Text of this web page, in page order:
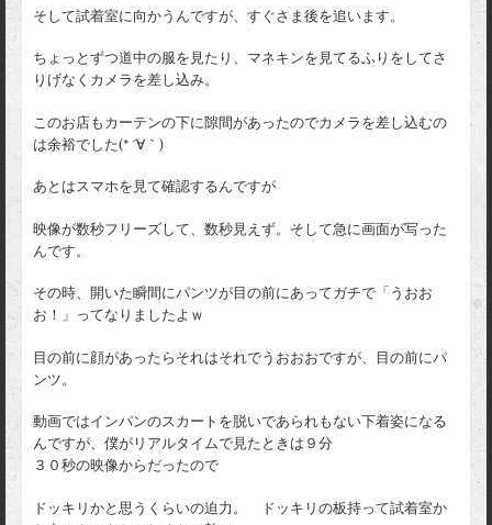
そして試着室に向かうんですが、すぐさま後を追います。
ちょっとずつ道中の服を見たり、マネキンを見てるふりをしてさ
りげなくカメラを差し込み。
このお店もカーテンの下に隙間があったのでカメラを差し込むの
は余裕でした(* ´∀｀)
あとはスマホを見て確認するんですが
映像が数秒フリーズして、数秒見えず。そして急に画面が写った
んです。
その時、開いた瞬間にパンツが目の前にあってガチで「うおお
お！」ってなりましたよｗ
目の前に顔があったらそれはそれでうおおおですが、目の前にパ
ンツ。
動画ではインパンのスカートを脱いであられもない下着姿になる
んですが、僕がリアルタイムで見たときは９分
３０秒の映像からだったので
ドッキリかと思うくらいの迫力。 ドッキリの板持って試着室か